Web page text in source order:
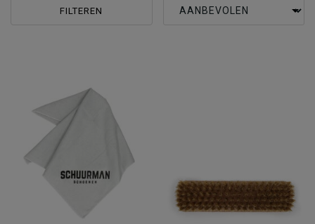
FILTEREN